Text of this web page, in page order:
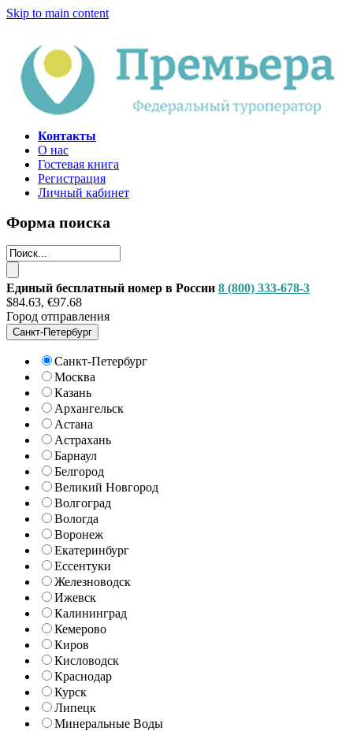
Skip to main content
Контакты
О нас
Гостевая книга
Регистрация
Личный кабинет
Форма поиска
Единый бесплатный номер в России 8 (800) 333-678-3
$84.63, €97.68
Город отправления
Санкт-Петербург
Санкт-Петербург
Москва
Казань
Архангельск
Астана
Астрахань
Барнаул
Белгород
Великий Новгород
Волгоград
Вологда
Воронеж
Екатеринбург
Ессентуки
Железноводск
Ижевск
Калининград
Кемерово
Киров
Кисловодск
Краснодар
Курск
Липецк
Минеральные Воды